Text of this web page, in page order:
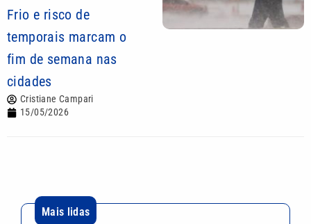
Frio e risco de
temporais marcam o
fim de semana nas
cidades
Cristiane Campari
15/05/2026
Mais lidas